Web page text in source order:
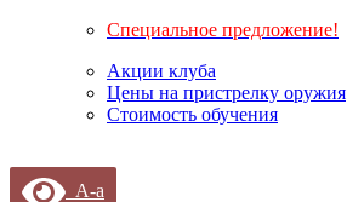
Специальное предложение!
Акции клуба
Цены на пристрелку оружия
Стоимость обучения
A-a